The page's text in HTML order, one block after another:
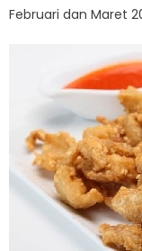
Februari dan Maret